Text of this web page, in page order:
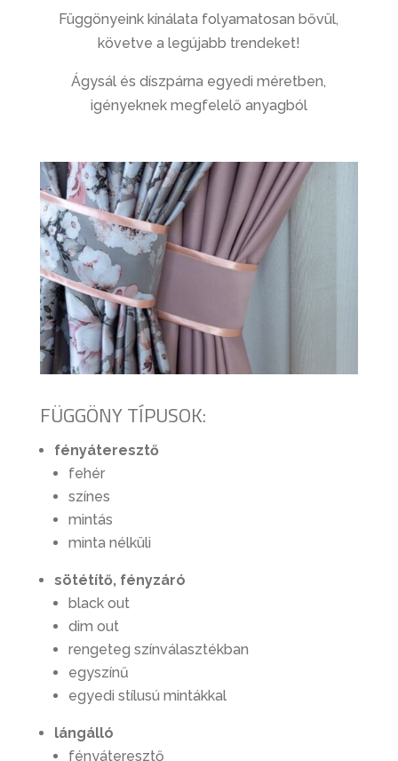
Függönyeink kínálata folyamatosan bővül,
követve a legújabb trendeket!
Ágysál és díszpárna egyedi méretben,
igényeknek megfelelő anyagból
FÜGGÖNY TÍPUSOK:
fényáteresztő
fehér
színes
mintás
minta nélküli
sötétítő, fényzáró
black out
dim out
rengeteg színválasztékban
egyszínű
egyedi stílusú mintákkal
lángálló
fényáteresztő